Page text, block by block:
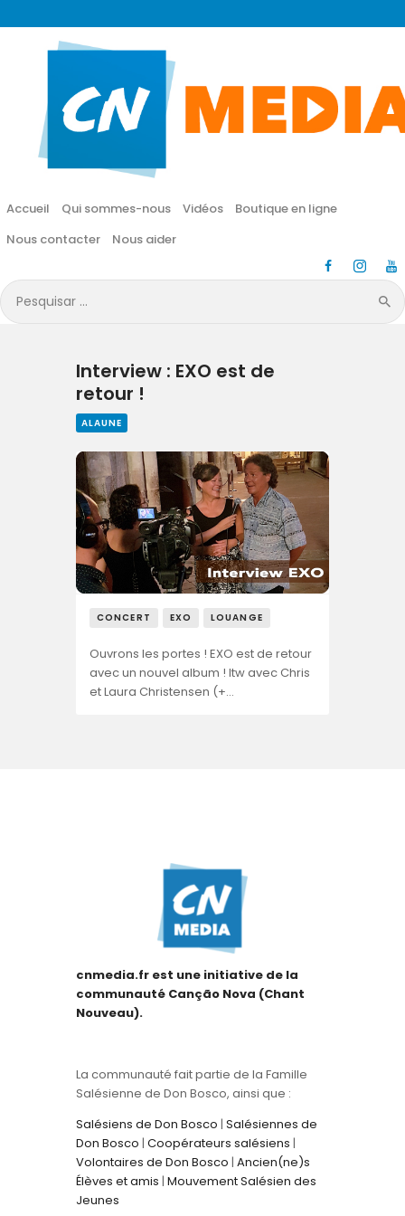
Accueil Qui sommes-nous Vidéos
Boutique en ligne
Nous contacter
Nous aider
Pesquisar
por:
CN MÉDIA
Une vie nouvelle en JESUS !
Accueil
Vidéos
Boutique en ligne
Nous aider
Interview : EXO est de
retour !
ALAUNE
CONCERT EXO LOUANGE
Ouvrons les portes ! EXO est de retour
avec un nouvel album ! Itw avec Chris
et Laura Christensen (+…
cnmedia.fr est une initiative de la
communauté Canção Nova (Chant
Nouveau).
La communauté fait partie de la Famille
Salésienne de Don Bosco, ainsi que :
Salésiens de Don Bosco | Salésiennes de
Don Bosco | Coopérateurs salésiens |
Volontaires de Don Bosco | Ancien(ne)s
Élèves et amis | Mouvement Salésien des
Jeunes